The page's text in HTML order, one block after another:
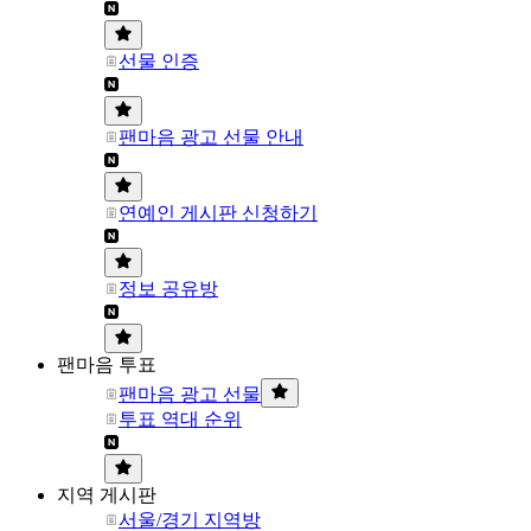
선물 인증
팬마음 광고 선물 안내
연예인 게시판 신청하기
정보 공유방
팬마음 투표
팬마음 광고 선물
투표 역대 순위
지역 게시판
서울/경기 지역방